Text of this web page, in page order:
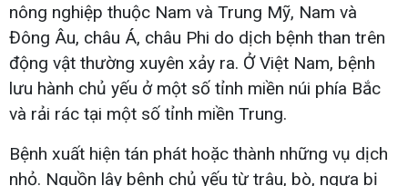
nông nghiệp thuộc Nam và Trung Mỹ, Nam và
Đông Âu, châu Á, châu Phi do dịch bệnh than trên
động vật thường xuyên xảy ra. Ở Việt Nam, bệnh
lưu hành chủ yếu ở một số tỉnh miền núi phía Bắc
và rải rác tại một số tỉnh miền Trung.
Bệnh xuất hiện tán phát hoặc thành những vụ dịch
nhỏ. Nguồn lây bệnh chủ yếu từ trâu, bò, ngựa bị